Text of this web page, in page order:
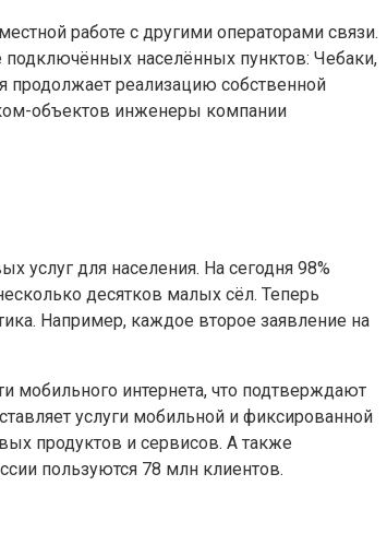
работе с другими операторами связи.
подключённых населённых пунктов: Чебаки,
продолжает реализацию собственной
объектов инженеры компании
услуг для населения. На сегодня 98%
десятков малых сёл. Теперь
Например, каждое второе заявление на
мобильного интернета, что подтверждают
услуги мобильной и фиксированной
продуктов и сервисов. А также
пользуются 78 млн клиентов.